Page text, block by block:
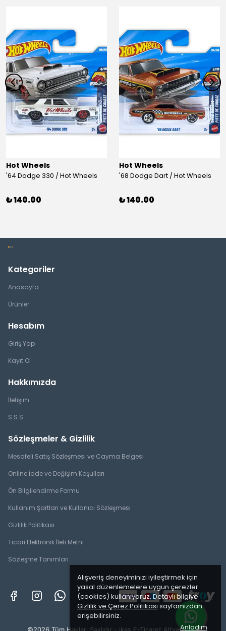
Alışveriş deneyiminizi iyileştirmek için
yasal düzenlemelere uygun çerezler
(cookies) kullanıyoruz. Detaylı bilgiye
Gizlilik ve Çerez Politikası sayfamızdan
erişebilirsiniz.
Anladım
Hot Wheels
'64 Dodge 330 / Hot Wheels
₺ 140.00
Hot Wheels
'68 Dodge Dart / Hot Wheels
₺ 140.00
Kategoriler
Anasayfa
Ürünler
Hesabım
Giriş Yap
Kayıt Ol
Hakkımızda
İletişim
S.S.S
Sözleşmeler & Gizlilik
Mesafeli Satış Sözleşmesi ve Cayma Belgesi
Online İade ve Değişim Koşulları
Ön Bilgilendirme Formu
Kullanım Şartları ve Kullanıcı Sözleşmesi
Gizlilik Politikası
Ticari Elektronik İleti Metni
Sözleşme Tanımları